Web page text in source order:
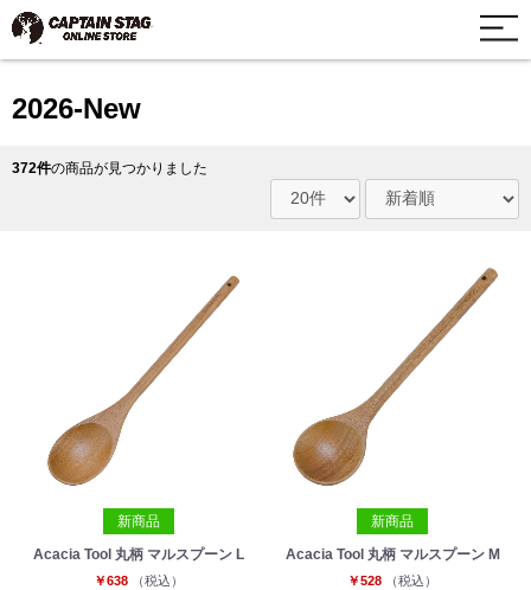
2026-New
372件の商品が見つかりました
新商品
Acacia Tool 丸柄 マルスプーン L
￥638 （税込）
新商品
Acacia Tool 丸柄 マルスプーン M
￥528 （税込）